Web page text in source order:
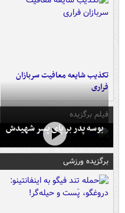
تکذیب شایعه معافیت سربازان
فراری
فیلم برگزیده
بوسه‌ پدر بر پای پسر شهیدش
برگزیده ورزشی